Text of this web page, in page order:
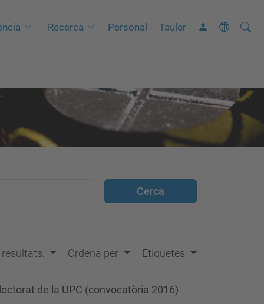
Recerca Personal Tauler Cerca
C
a
a
Ordena per Etiquetes
de la UPC (convocatòria 2016)